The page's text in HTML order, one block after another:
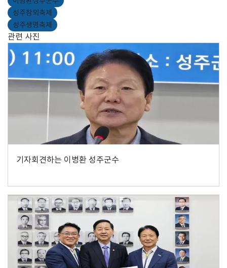
성주참외축제
성주생명축제
관련 사진
기자회견하는 이병환 성주군수